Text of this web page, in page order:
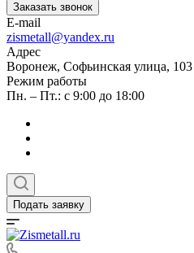
Заказать звонок
E-mail
zismetall@yandex.ru
Адрес
Воронеж, Софьинская улица, 103
Режим работы
Пн. – Пт.: с 9:00 до 18:00
Подать заявку